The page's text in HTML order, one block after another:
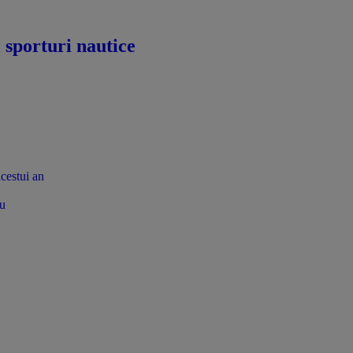
sporturi nautice
an